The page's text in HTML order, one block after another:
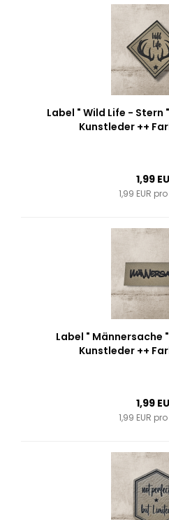
Label " Wild Life -
Kunstleder ++
1,99
1,99 EUR
Label " Männersache
Kunstleder ++
1,99
1,99 EUR